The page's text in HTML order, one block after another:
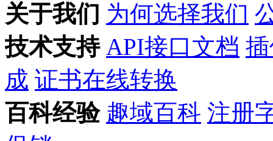
关于我们 为何选择我们
技术支持 API接口文档
成 证书在线转换
百科经验 趣域百科 注册